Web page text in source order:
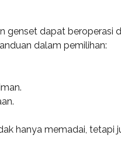
genset dapat beroperasi
dalam pemilihan:
hanya memadai, tetapi